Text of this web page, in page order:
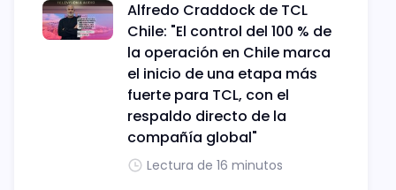
Alfredo Craddock de TCL
Chile: "El control del 100 % de
la operación en Chile marca
el inicio de una etapa más
fuerte para TCL, con el
respaldo directo de la
compañía global"
Lectura de 16 minutos